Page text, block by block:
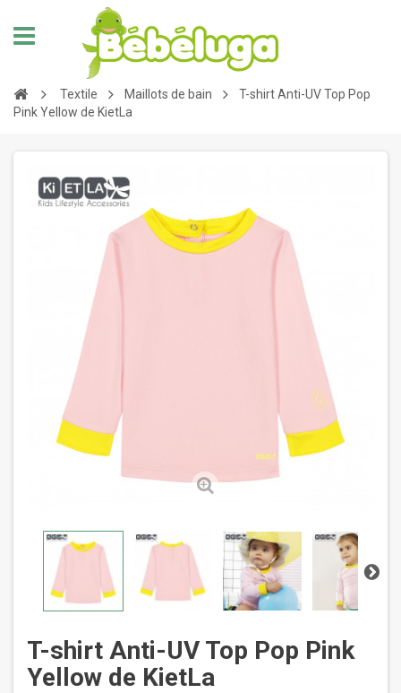
Textile Maillots de bain
T-shirt Anti-UV Top Pop
Pink Yellow de KietLa
T-shirt Anti-UV Top Pop Pink
Yellow de KietLa